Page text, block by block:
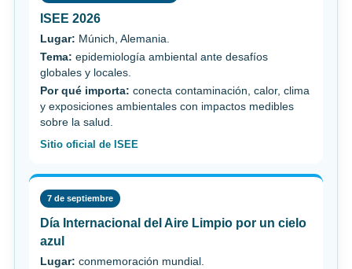
ISEE 2026
Lugar: Múnich, Alemania.
Tema: epidemiología ambiental ante desafíos
globales y locales.
Por qué importa: conecta contaminación, calor, clima
y exposiciones ambientales con impactos medibles
sobre la salud.
Sitio oficial de ISEE
7 de septiembre
Día Internacional del Aire Limpio por un cielo
azul
Lugar: conmemoración mundial.